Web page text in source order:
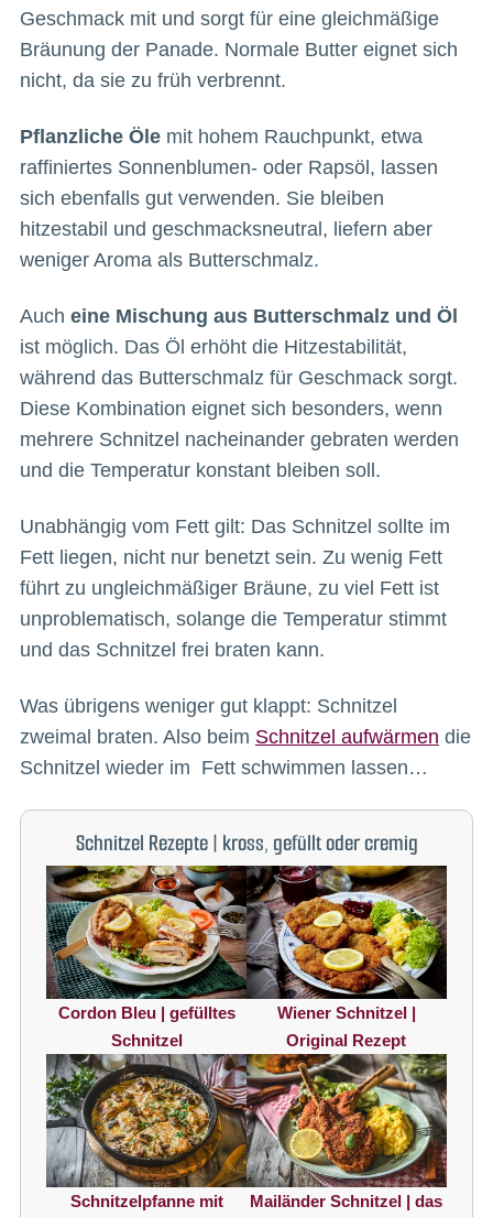
Geschmack mit und sorgt für eine gleichmäßige
Bräunung der Panade. Normale Butter eignet sich
nicht, da sie zu früh verbrennt.
Pflanzliche Ölemit hohem Rauchpunkt, etwa
raffiniertes Sonnenblumen- oder Rapsöl, lassen
sich ebenfalls gut verwenden. Sie bleiben
hitzestabil und geschmacksneutral, liefern aber
weniger Aroma als Butterschmalz.
Auch eine Mischung aus Butterschmalz und Öl
ist möglich. Das Öl erhöht die Hitzestabilität,
während das Butterschmalz für Geschmack sorgt.
Diese Kombination eignet sich besonders, wenn
mehrere Schnitzel nacheinander gebraten werden
und die Temperatur konstant bleiben soll.
Unabhängig vom Fett gilt: Das Schnitzel sollte im
Fett liegen, nicht nur benetzt sein. Zu wenig Fett
führt zu ungleichmäßiger Bräune, zu viel Fett ist
unproblematisch, solange die Temperatur stimmt
und das Schnitzel frei braten kann.
Was übrigens weniger gut klappt: Schnitzel
zweimal braten. Also beim Schnitzel aufwärmen die
Schnitzel wieder im Fett schwimmen lassen…
Schnitzel Rezepte | kross, gefüllt oder cremig
Cordon Bleu | gefülltes
Schnitzel
Wiener Schnitzel |
Original Rezept
Schnitzelpfanne mit
Mailänder Schnitzel | das